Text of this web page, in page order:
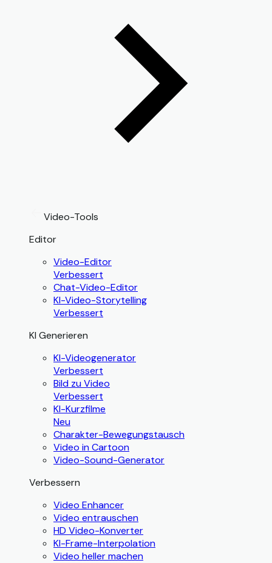
Video-Tools
Editor
Video-Editor
Verbessert
Chat-Video-Editor
KI-Video-Storytelling
Verbessert
KI Generieren
KI-Videogenerator
Verbessert
Bild zu Video
Verbessert
KI-Kurzfilme
Neu
Charakter-Bewegungstausch
Video in Cartoon
Video-Sound-Generator
Verbessern
Video Enhancer
Video entrauschen
HD Video-Konverter
KI-Frame-Interpolation
Video heller machen